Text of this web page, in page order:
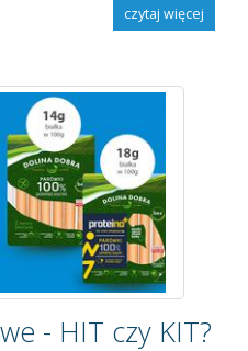
czytaj więcej
- HIT czy KIT?